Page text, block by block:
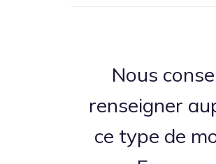
Nous
renseigner
ce type de